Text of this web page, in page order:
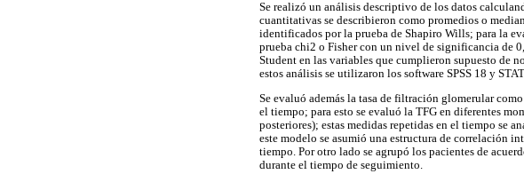
Se realizó un análisis descriptivo de los datos
cuantitativas se describieron como promedios o
identificados por la prueba de Shapiro Wills; para la
prueba chi2 o Fisher con un nivel de significancia de
Student en las variables que cumplieron supuesto de
estos análisis se utilizaron los software SPSS 18 y
Se evaluó además la tasa de filtración glomerular
el tiempo; para esto se evaluó la TFG en diferentes
posteriores); estas medidas repetidas en el tiempo se
este modelo se asumió una estructura de correlación
tiempo. Por otro lado se agrupó los pacientes de
durante el tiempo de seguimiento.